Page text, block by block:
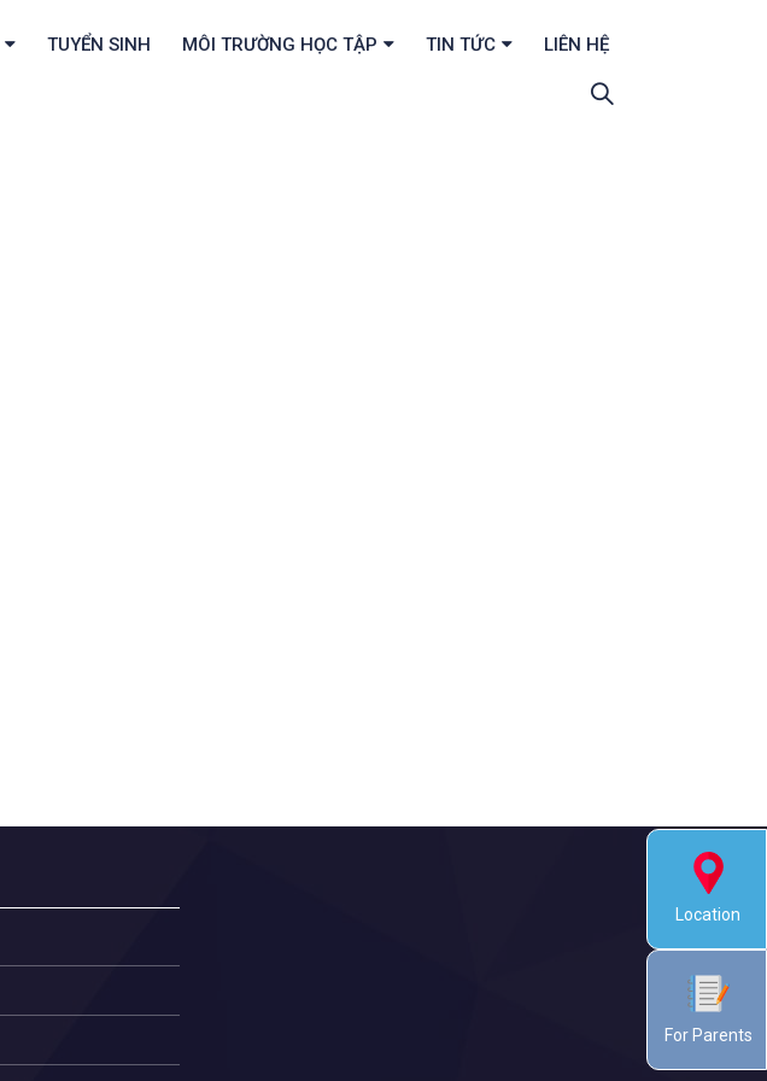
TUYỂN SINH MÔI TRƯỜNG HỌC TẬP TIN TỨC LIÊN HỆ
Location
For Parents